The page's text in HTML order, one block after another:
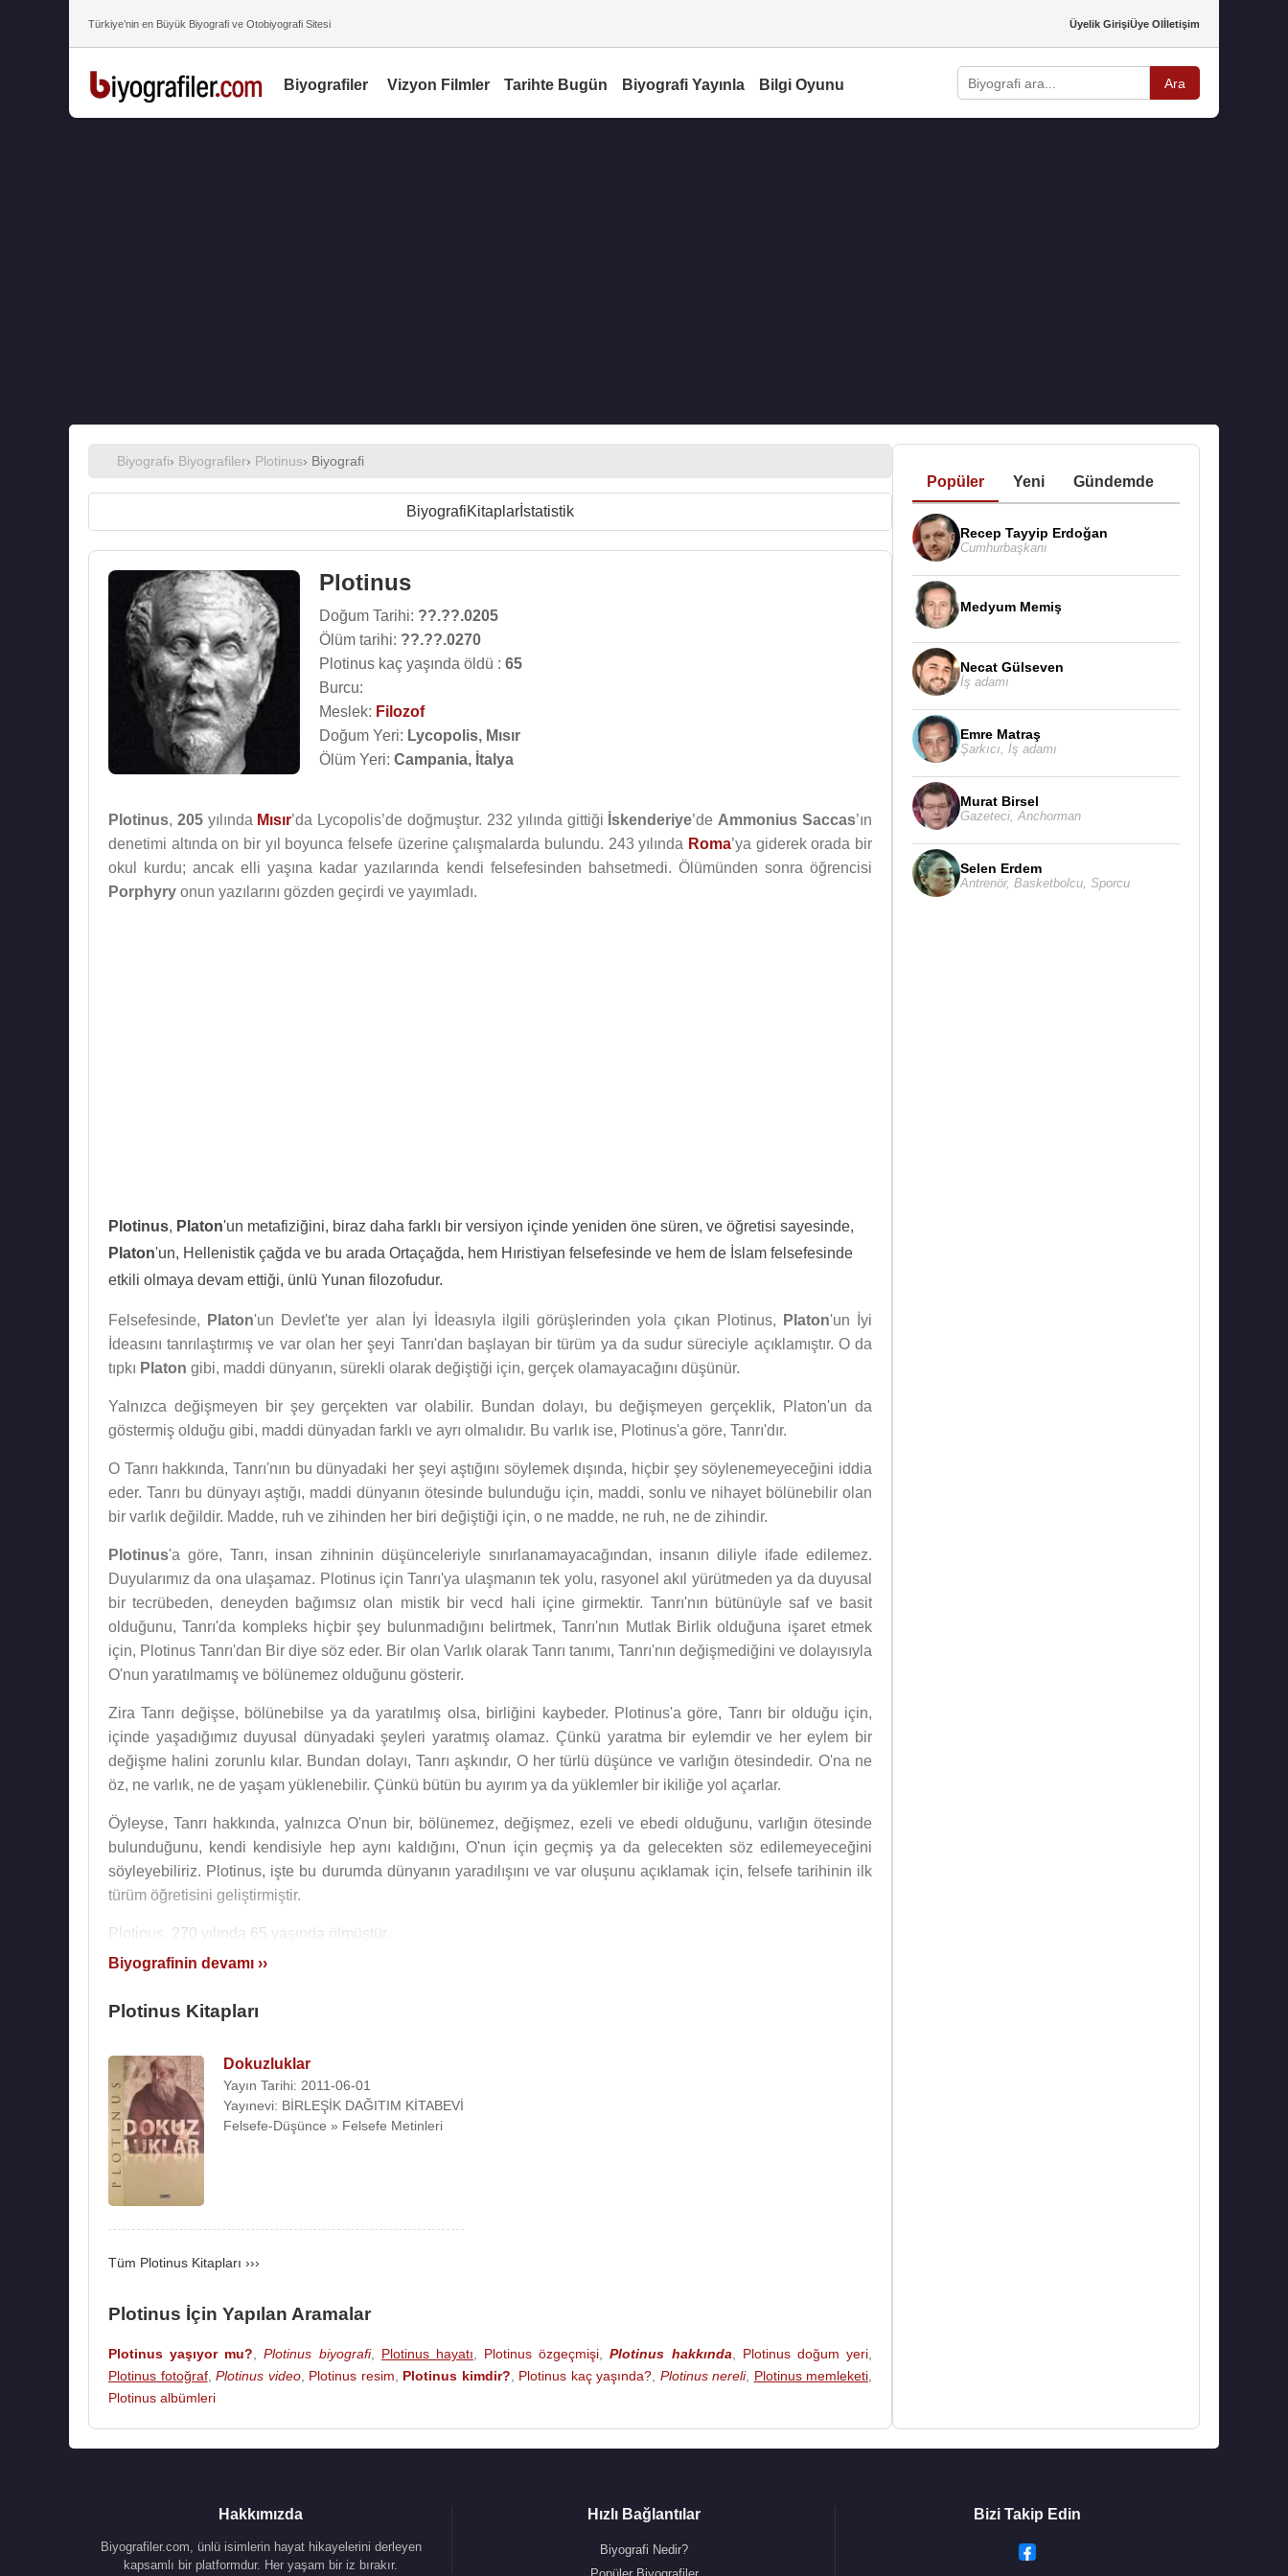
Türkiye’nin en Büyük Biyografi ve Otobiyografi Sitesi Üyelik GirişiÜye Olİletişim
Biyografiler Vizyon Filmler Tarihte Bugün Biyografi Yayınla Bilgi Oyunu Ara
Biyografi› Biyografiler› Plotinus› Biyografi
BiyografiKitaplar İstatistik
Plotinus
Doğum Tarihi: ??.??.0205
Ölüm tarihi: ??.??.0270
Plotinus kaç yaşında öldü : 65
Burcu:
Meslek: Filozof
Doğum Yeri: Lycopolis, Mısır
Ölüm Yeri: Campania, İtalya
Plotinus, 205yılında Mısır’da Lycopolis’de doğmuştur. 232 yılında gittiği İskenderiye’de Ammonius Saccas’ın
denetimi altında on bir yıl boyunca felsefe üzerine çalışmalarda bulundu. 243 yılında Roma’ya giderek orada bir
okul kurdu; ancak elli yaşına kadar yazılarında kendi felsefesinden bahsetmedi. Ölümünden sonra öğrencisi
Porphyry onun yazılarını gözden geçirdi ve yayımladı.
Plotinus, Platon'un metafiziğini, biraz daha farklı bir versiyon içinde yeniden öne süren, ve öğretisi sayesinde,
Platon'un, Hellenistik çağda ve bu arada Ortaçağda, hem Hıristiyan felsefesinde ve hem de İslam felsefesinde
etkili olmaya devam ettiği, ünlü Yunan filozofudur.
Felsefesinde, Platon'un Devlet'te yer alan İyi İdeasıyla ilgili görüşlerinden yola çıkan Plotinus, Platon'un İyi
İdeasını tanrılaştırmış ve var olan her şeyi Tanrı'dan başlayan bir türüm ya da sudur süreciyle açıklamıştır. O da
tıpkı Platon gibi, maddi dünyanın, sürekli olarak değiştiği için, gerçek olamayacağını düşünür.
Yalnızca değişmeyen bir şey gerçekten var olabilir. Bundan dolayı, bu değişmeyen gerçeklik, Platon'un da
göstermiş olduğu gibi, maddi dünyadan farklı ve ayrı olmalıdır. Bu varlık ise, Plotinus'a göre, Tanrı'dır.
O Tanrı hakkında, Tanrı'nın bu dünyadaki her şeyi aştığını söylemek dışında, hiçbir şey söylenemeyeceğini iddia
eder. Tanrı bu dünyayı aştığı, maddi dünyanın ötesinde bulunduğu için, maddi, sonlu ve nihayet bölünebilir olan
bir varlık değildir. Madde, ruh ve zihinden her biri değiştiği için, o ne madde, ne ruh, ne de zihindir.
Plotinus'a göre, Tanrı, insan zihninin düşünceleriyle sınırlanamayacağından, insanın diliyle ifade edilemez.
Duyularımız da ona ulaşamaz. Plotinus için Tanrı'ya ulaşmanın tek yolu, rasyonel akıl yürütmeden ya da duyusal
bir tecrübeden, deneyden bağımsız olan mistik bir vecd hali içine girmektir. Tanrı'nın bütünüyle saf ve basit
olduğunu, Tanrı'da kompleks hiçbir şey bulunmadığını belirtmek, Tanrı'nın Mutlak Birlik olduğuna işaret etmek
için, Plotinus Tanrı'dan Bir diye söz eder. Bir olan Varlık olarak Tanrı tanımı, Tanrı'nın değişmediğini ve dolayısıyla
O'nun yaratılmamış ve bölünemez olduğunu gösterir.
Zira Tanrı değişse, bölünebilse ya da yaratılmış olsa, birliğini kaybeder. Plotinus'a göre, Tanrı bir olduğu için,
içinde yaşadığımız duyusal dünyadaki şeyleri yaratmış olamaz. Çünkü yaratma bir eylemdir ve her eylem bir
değişme halini zorunlu kılar. Bundan dolayı, Tanrı aşkındır, O her türlü düşünce ve varlığın ötesindedir. O'na ne
öz, ne varlık, ne de yaşam yüklenebilir. Çünkü bütün bu ayırım ya da yüklemler bir ikiliğe yol açarlar.
Öyleyse, Tanrı hakkında, yalnızca O'nun bir, bölünemez, değişmez, ezeli ve ebedi olduğunu, varlığın ötesinde
bulunduğunu, kendi kendisiyle hep aynı kaldığını, O'nun için geçmiş ya da gelecekten söz edilemeyeceğini
söyleyebiliriz. Plotinus, işte bu durumda dünyanın yaradılışını ve var oluşunu açıklamak için, felsefe tarihinin ilk
türüm öğretisini geliştirmiştir.
Plotinus, 270 yılında 65 yaşında ölmüştür.
Biyografinin devamı ››
Plotinus Kitapları
Dokuzluklar
Yayın Tarihi: 2011-06-01
Yayınevi: BİRLEŞİK DAĞITIM KİTABEVİ
Felsefe-Düşünce » Felsefe Metinleri
Tüm Plotinus Kitapları ›››
Plotinus İçin Yapılan Aramalar
Plotinus yaşıyor mu?,Plotinus biyografi, Plotinus hayatı, Plotinus özgeçmişi,Plotinus hakkında, Plotinus doğum yeri,
Plotinus fotoğraf, Plotinus video, Plotinus resim, Plotinus kimdir?, Plotinus kaç yaşında?, Plotinus nereli, Plotinus memleketi,
Plotinus albümleri
Popüler Yeni Gündemde
Recep Tayyip Erdoğan
Cumhurbaşkanı
Medyum Memiş
Necat Gülseven
İş adamı
Emre Matraş
Şarkıcı İş adamı
Murat Birsel
Gazeteci Anchorman
Selen Erdem
Antrenör, Basketbolcu Sporcu
Hakkımızda
Biyografiler.com, ünlü isimlerin hayat hikayelerini derleyen
kapsamlı bir platformdur. Her yaşam bir iz bırakır.
Hızlı Bağlantılar
Biyografi Nedir?
Bizi Takip Edin